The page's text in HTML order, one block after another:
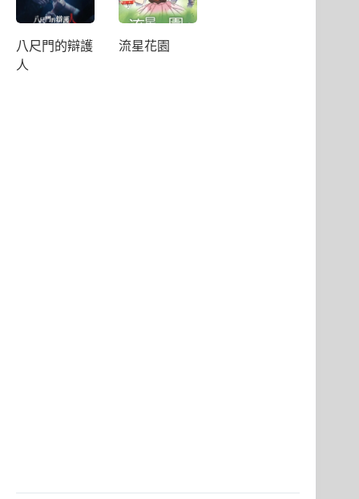
八尺門的辯護
人
流星花園